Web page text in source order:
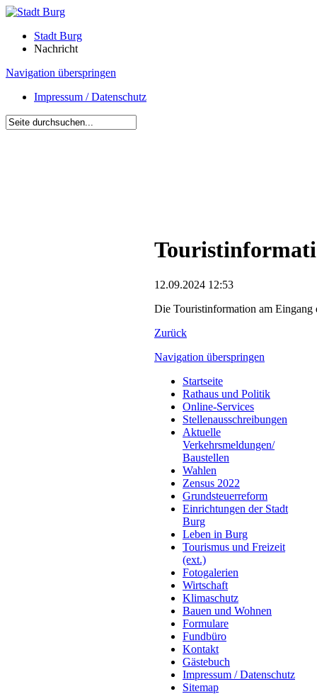
Stadt Burg
Nachricht
Navigation überspringen
Impressum / Datenschutz
12.09.2024 12:53
Die Touristinformation am Eingang
Zurück
Navigation überspringen
Startseite
Rathaus und Politik
Online-Services
Stellenausschreibungen
Aktuelle
Verkehrsmeldungen/
Baustellen
Wahlen
Zensus 2022
Grundsteuerreform
Einrichtungen der Stadt
Burg
Leben in Burg
Tourismus und Freizeit
(ext.)
Fotogalerien
Wirtschaft
Klimaschutz
Bauen und Wohnen
Formulare
Fundbüro
Kontakt
Gästebuch
Impressum / Datenschutz
Sitemap